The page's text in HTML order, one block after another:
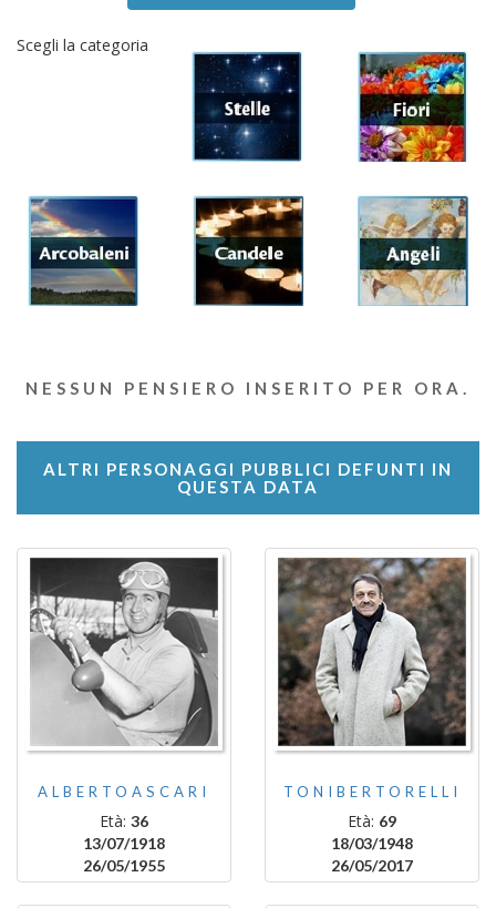
Scegli la categoria
NESSUN PENSIERO INSERITO PER ORA.
ALTRI PERSONAGGI PUBBLICI DEFUNTI IN
QUESTA DATA
ALBERTOASCARI
Età: 36
13/07/1918
26/05/1955
TONIBERTORELLI
Età: 69
18/03/1948
26/05/2017